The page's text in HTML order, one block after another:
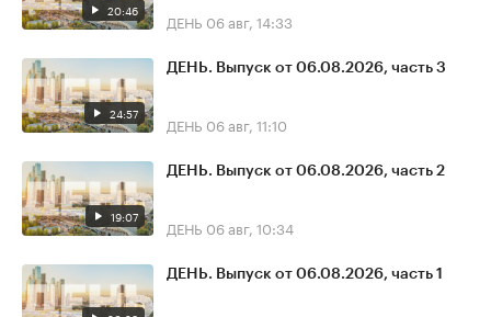
20:46 ДЕНЬ 06 авг, 14:33
24:57
ДЕНЬ. Выпуск от 06.08.2026, часть 3
ДЕНЬ 06 авг, 11:10
19:07
ДЕНЬ. Выпуск от 06.08.2026, часть 2
ДЕНЬ 06 авг, 10:34
ДЕНЬ. Выпуск от 06.08.2026, часть 1